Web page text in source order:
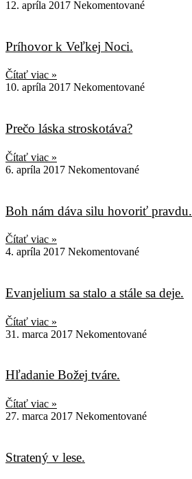
12. apríla 2017 Nekomentované
Príhovor k Veľkej Noci.
Čítať viac »
10. apríla 2017 Nekomentované
Prečo láska stroskotáva?
Čítať viac »
6. apríla 2017 Nekomentované
Boh nám dáva silu hovoriť pravdu.
Čítať viac »
4. apríla 2017 Nekomentované
Evanjelium sa stalo a stále sa deje.
Čítať viac »
31. marca 2017 Nekomentované
Hľadanie Božej tváre.
Čítať viac »
27. marca 2017 Nekomentované
Stratený v lese.